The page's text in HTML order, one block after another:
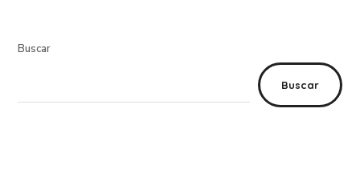
Buscar
Buscar